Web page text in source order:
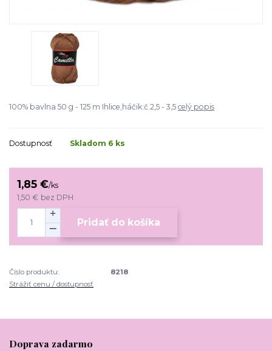
100% bavlna 50 g - 125 m Ihlice,háčik:č.2,5 - 3,5 celý popis
Dostupnosť Skladom 6 ks
1,85 €/ks
1,50 € bez DPH
Pridať do košíka
Číslo produktu:
8218
Strážiť cenu / dostupnosť
Doprava zadarmo